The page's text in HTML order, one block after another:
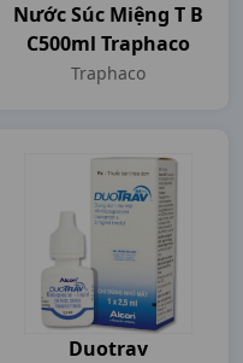
Nước Súc Miệng T B
C500ml Traphaco
Traphaco
Duotrav